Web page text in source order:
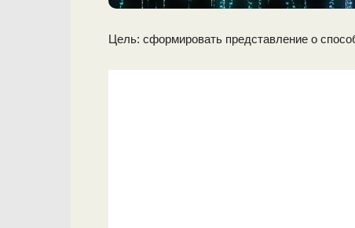
Цель: сформировать представление о